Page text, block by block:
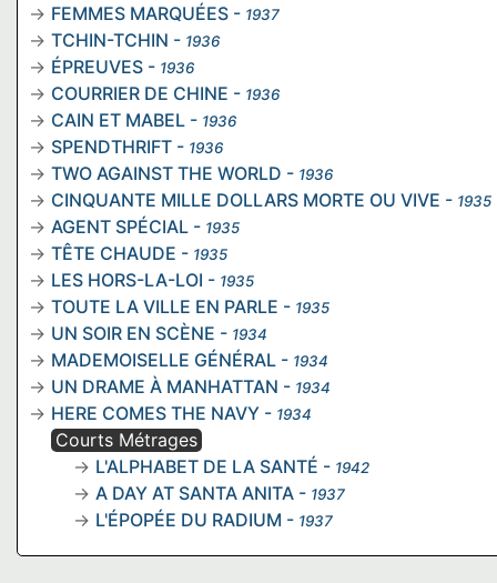
FEMMES MARQUÉES - 1937
TCHIN-TCHIN - 1936
ÉPREUVES - 1936
COURRIER DE CHINE - 1936
CAIN ET MABEL - 1936
SPENDTHRIFT - 1936
TWO AGAINST THE WORLD - 1936
CINQUANTE MILLE DOLLARS MORTE OU VIVE - 1935
AGENT SPÉCIAL - 1935
TÊTE CHAUDE - 1935
LES HORS-LA-LOI - 1935
TOUTE LA VILLE EN PARLE - 1935
UN SOIR EN SCÈNE - 1934
MADEMOISELLE GÉNÉRAL - 1934
UN DRAME À MANHATTAN - 1934
HERE COMES THE NAVY - 1934
Courts Métrages
L'ALPHABET DE LA SANTÉ - 1942
A DAY AT SANTA ANITA - 1937
L'ÉPOPÉE DU RADIUM - 1937